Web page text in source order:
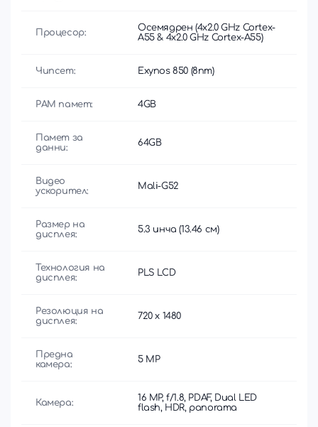
Процесор:
Осемядрен (4x2.0 GHz Cortex-
A55 & 4x2.0 GHz Cortex-A55)
Чипсет: Exynos 850 (8nm)
РАМ памет: 4GB
Памет за
данни:
64GB
Видео
ускорител:
Mali-G52
Размер на
дисплея:
5.3 инча (13.46 см)
Технология на
дисплея:
PLS LCD
Резолюция на
дисплея:
720 x 1480
Предна
камера:
5 MP
Камера:
16 MP, f/1.8, PDAF, Dual LED
flash, HDR, panorama